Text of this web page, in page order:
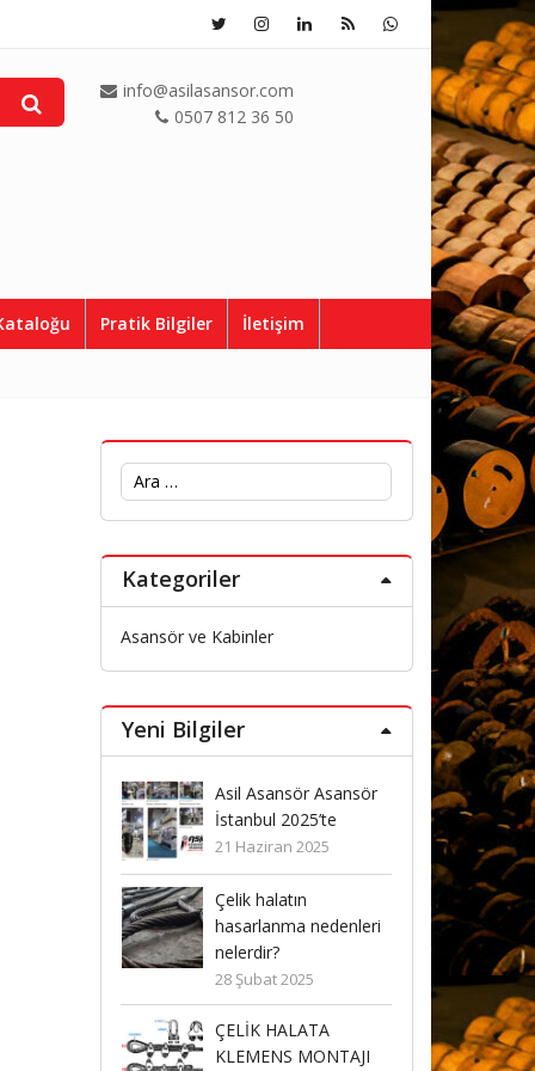
info@asilasansor.com
0507 812 36 50
Pratik Bilgiler İletişim
Arama:
Kategoriler
Asansör ve Kabinler
Yeni Bilgiler
Asil Asansör Asansör
İstanbul 2025’te
21 Haziran 2025
Çelik halatın
hasarlanma nedenleri
nelerdir?
28 Şubat 2025
ÇELİK HALATA
KLEMENS MONTAJI
Asil
21
Çelik
28